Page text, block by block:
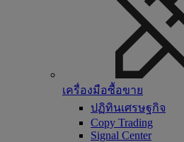
เครื่องมือซื้อขาย
ปฏิทินเศรษฐกิจ
Copy Trading
Signal Center